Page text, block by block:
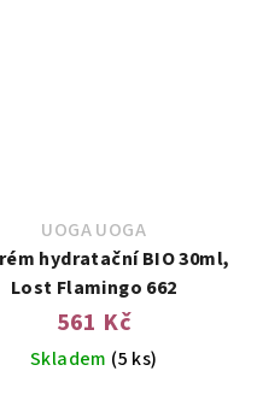
UOGA UOGA
hydratační BIO 30ml,
Lost Flamingo 662
561 Kč
Skladem (5 ks)